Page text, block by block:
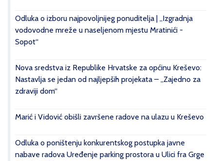
Odluka o izboru najpovoljnijeg ponuditelja | „Izgradnja
vodovodne mreže u naseljenom mjestu Mratinići -
Sopot“
Nova sredstva iz Republike Hrvatske za općinu Kreševo:
Nastavlja se jedan od najljepših projekata – „Zajedno za
zdraviji dom“
Marić i Vidović obišli završene radove na ulazu u Kreševo
Odluka o poništenju konkurentskog postupka javne
nabave radova Uređenje parking prostora u Ulici fra Grge